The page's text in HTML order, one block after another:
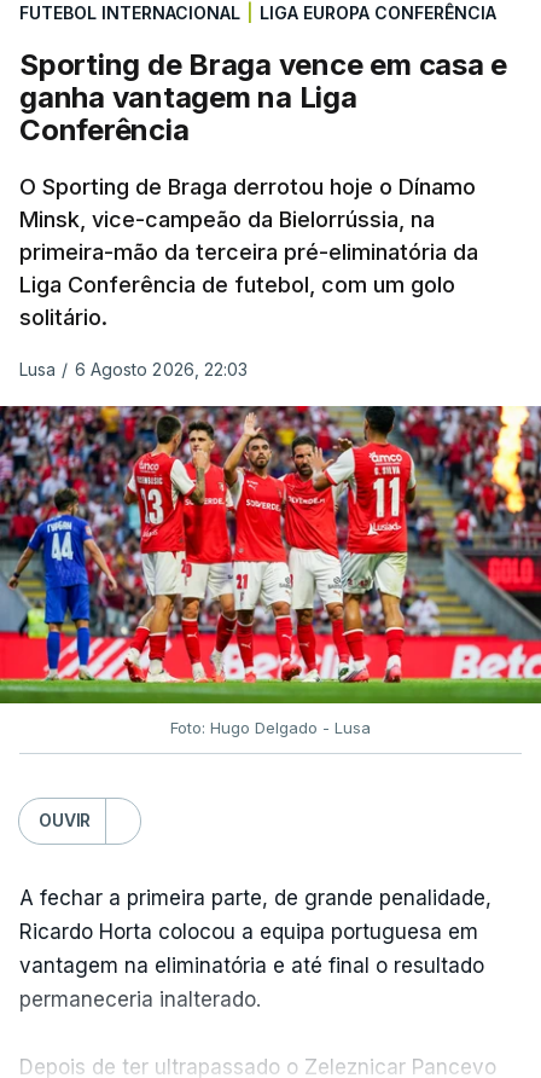
FUTEBOL INTERNACIONAL LIGA EUROPA CONFERÊNCIA
Sporting de Braga vence em casa e
ganha vantagem na Liga
Conferência
O Sporting de Braga derrotou hoje o Dínamo
Minsk, vice-campeão da Bielorrússia, na
primeira-mão da terceira pré-eliminatória da
Liga Conferência de futebol, com um golo
solitário.
Lusa / 6 Agosto 2026, 22:03
Foto: Hugo Delgado - Lusa
OUVIR
A fechar a primeira parte, de grande penalidade,
Ricardo Horta colocou a equipa portuguesa em
vantagem na eliminatória e até final o resultado
permaneceria inalterado.
Depois de ter ultrapassado o Zeleznicar Pancevo